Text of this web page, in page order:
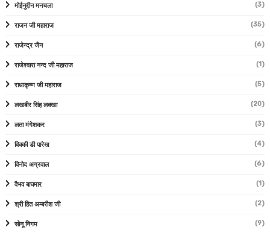
मोईनुद्दीन मनचला (3)
राजन जी महाराज (35)
राजेन्द्र जैन (6)
राजेश्वारा नन्द जी महाराज (1)
राधाकृष्ण जी महाराज (5)
लखबीर सिंह लक्खा (20)
लता मंगेशकर (3)
विक्की डी पारेख (4)
विनोद अग्रवाल (6)
वैभव बाघमार (1)
श्री हित अम्बरीश जी (2)
सोनू निगम (9)